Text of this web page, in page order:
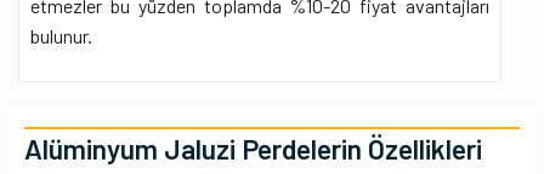
etmezler bu yüzden toplamda %10-20 fiyat avantajları
bulunur.
Alüminyum Jaluzi Perdelerin Özellikleri